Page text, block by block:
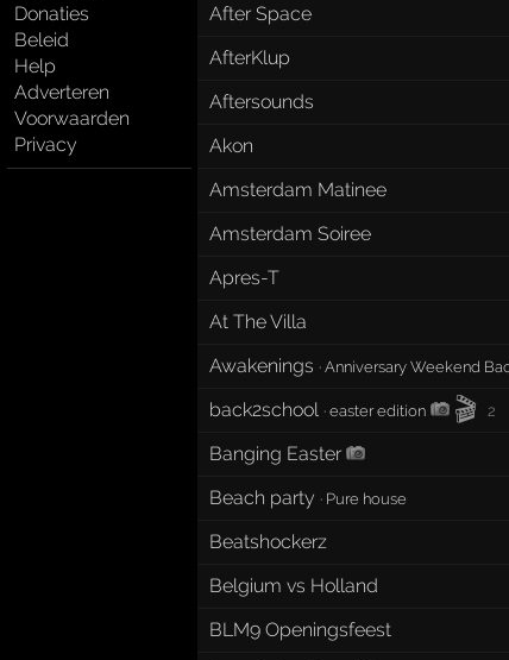
Donaties
Beleid
Help
Adverteren
Voorwaarden
Privacy
After Space
AfterKlup
Aftersounds
Akon
Amsterdam Matinee
Amsterdam Soiree
Apres-T
At The Villa
Awakenings ·Anniversary Weekend
back2school ·easter edition 🎬 2
Banging Easter
Beach party · Pure house
Beatshockerz
Belgium vs Holland
BLM9 Openingsfeest